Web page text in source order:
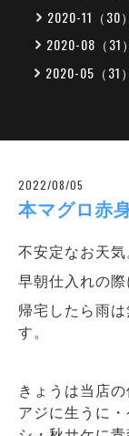
2020-11（30）
2020-08（31）
2020-05（31）
2022/08/05
本マグロ赤
不安定なお天気
早朝仕入れの際
帰宅したら雨
す。
きょうは当店
アジに生うに